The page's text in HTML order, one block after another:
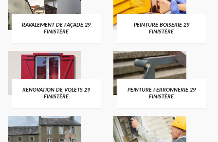
RAVALEMENT DE FAÇADE 29
FINISTÈRE
PEINTURE BOISERIE 29
FINISTÈRE
RENOVATION DE VOLETS 29
FINISTÈRE
PEINTURE FERRONNERIE 29
FINISTÈRE